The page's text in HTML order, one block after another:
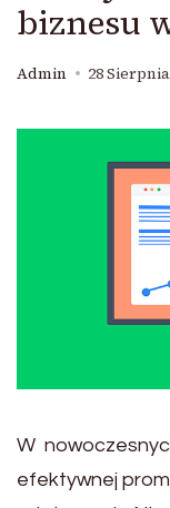
biznesu
Admin 28
W
efektywnej